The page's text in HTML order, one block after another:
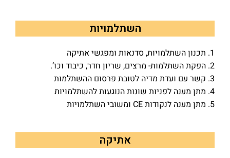
השתלמויות
1. תכנון השתלמויות, סדנאות ומפגשי אתיקה
2. הפקת השתלמות- מרצים, שריון חדר, כיבוד וכו’.
3. קשר עם ועדת מדיה לטובת פרסום ההשתלמות
4. מתן מענה לפניות שונות הנוגעות להשתלמויות
5. מתן מענה לנקודות CE ומשובי השתלמויות
אתיקה